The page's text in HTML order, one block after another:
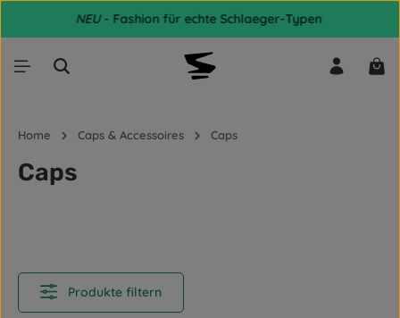
Zum Hauptinhalt springen
NEU- Fashion für echte Schlaeger-Typen
Home Caps & Accessoires Caps
Caps
Produkte filtern